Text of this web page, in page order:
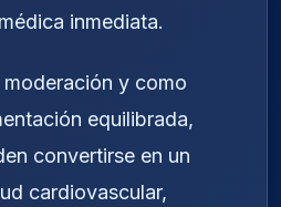
inmediata.
y como
equilibrada,
convertirse en un
cardiovascular,